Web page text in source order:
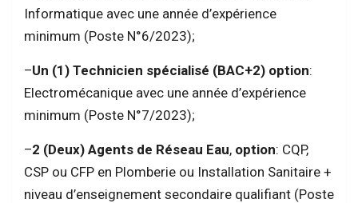
Informatique avec une année d’expérience
minimum (Poste N°6/2023);
–Un (1) Technicien spécialisé (BAC+2) option:
Electromécanique avec une année d’expérience
minimum (Poste N°7/2023);
–2 (Deux) Agents de Réseau Eau, option: CQP,
CSP ou CFP en Plomberie ou Installation Sanitaire +
niveau d’enseignement secondaire qualifiant (Poste